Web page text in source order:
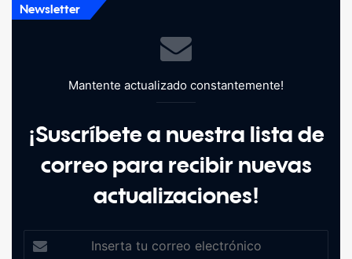
Newsletter
Mantente actualizado constantemente!
¡Suscríbete a nuestra lista de
correo para recibir nuevas
actualizaciones!